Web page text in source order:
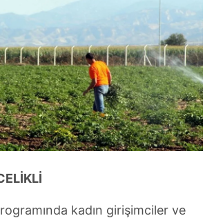
kadın girişimciler ve